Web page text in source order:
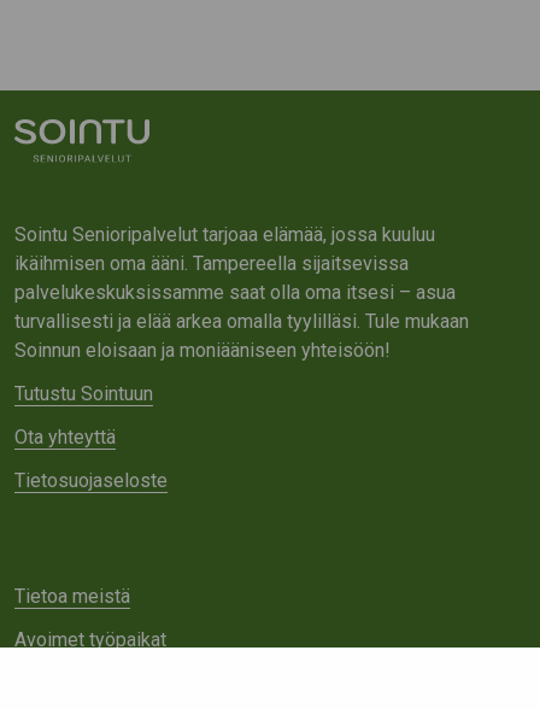
Sointu Senioripalvelut tarjoaa elämää, jossa kuuluu
ikäihmisen oma ääni. Tampereella sijaitsevissa
palvelukeskuksissamme saat olla oma itsesi – asua
turvallisesti ja elää arkea omalla tyylilläsi. Tule mukaan
Soinnun eloisaan ja moniääniseen yhteisöön!
Tutustu Sointuun
Ota yhteyttä
Tietosuojaseloste
Tietoa meistä
Avoimet työpaikat